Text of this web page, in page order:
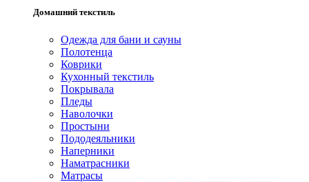
Домашний текстиль
Одежда для бани и сауны
Полотенца
Коврики
Кухонный текстиль
Покрывала
Пледы
Наволочки
Простыни
Пододеяльники
Наперники
Наматрасники
Матрасы